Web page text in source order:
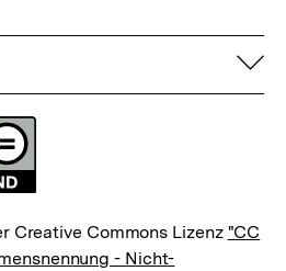
Creative Commons Lizenz "CC
- Nicht-